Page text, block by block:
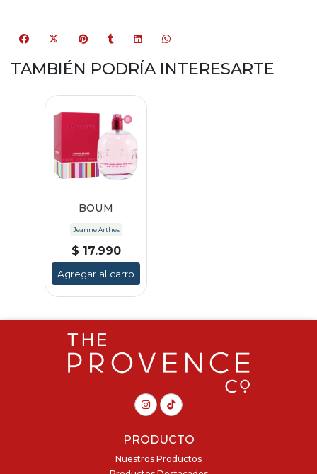
TAMBIÉN PODRÍA INTERESARTE
BOUM
Jeanne Arthes
$ 17.990
Agregar al carro
PRODUCTO
Nuestros Productos